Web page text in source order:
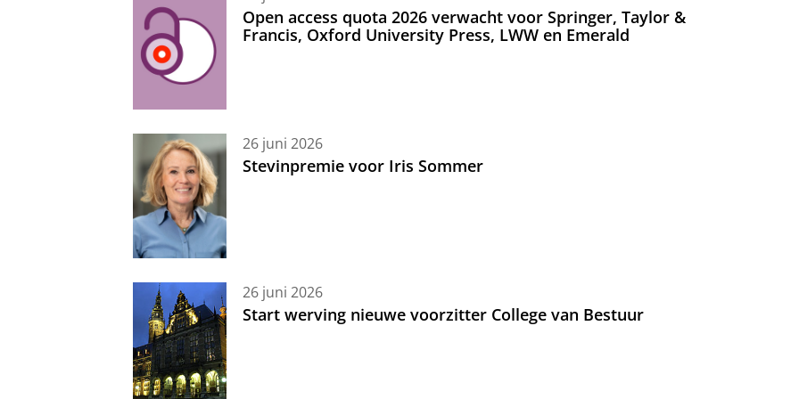
Open access quota 2026 verwacht voor Springer, Taylor &
Francis, Oxford University Press, LWW en Emerald
26 juni 2026
Stevinpremie voor Iris Sommer
26 juni 2026
Start werving nieuwe voorzitter College van Bestuur